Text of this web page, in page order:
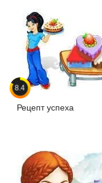
8.4
Рецепт успеха